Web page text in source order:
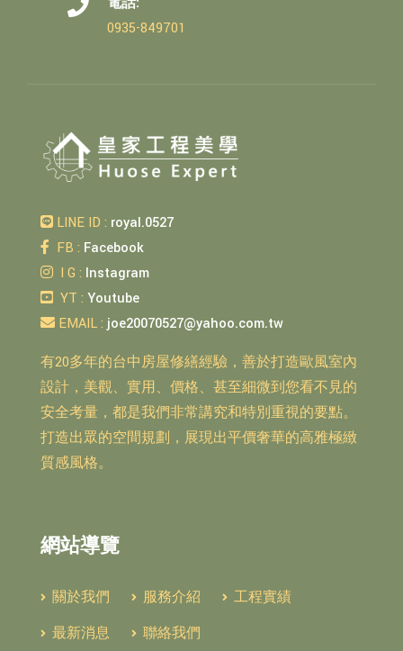
0935-849701
LINE ID : royal.0527
FB : Facebook
I G : Instagram
YT : Youtube
EMAIL :joe20070527@yahoo.com.tw
有20多年的台中房屋修繕經驗，善於打造歐風室內
設計，美觀、實用、價格、甚至細微到您看不見的
安全考量，都是我們非常講究和特別重視的要點。
打造出眾的空間規劃，展現出平價奢華的高雅極緻
質感風格。
網站導覽
關於我們 服務介紹
工程實績
最新消息
聯絡我們